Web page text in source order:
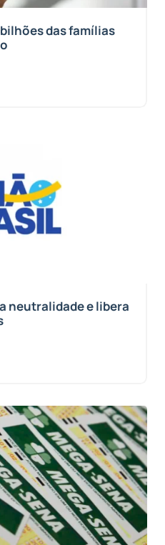
das famílias
neutralidade e libera